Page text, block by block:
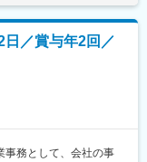
／賞与年2回／
事務として、会社の事